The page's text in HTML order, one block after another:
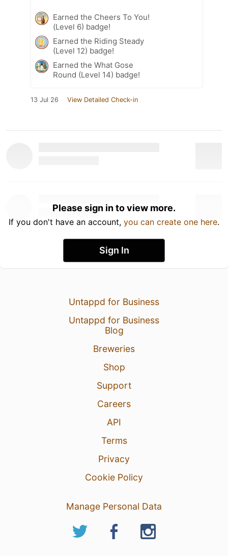
Earned the Cheers To You!
(Level 6) badge!
Earned the Riding Steady
(Level 12) badge!
Earned the What Gose
Round (Level 14) badge!
13 Jul 26 View Detailed Check-in
Please sign in to view more.
If you don't have an account, you can create one here.
Sign In
Untappd for Business
Untappd for Business
Blog
Breweries
Shop
Support
Careers
API
Terms
Privacy
Cookie Policy
Manage Personal Data